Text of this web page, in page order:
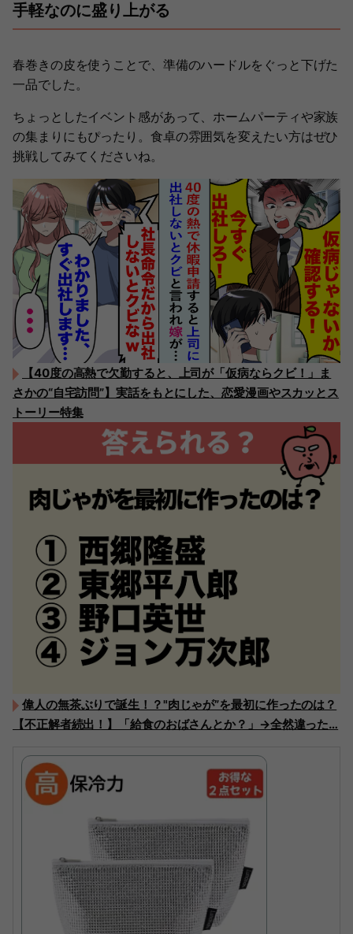
手軽なのに盛り上がる
春巻きの皮を使うことで、準備のハードルをぐっと下げた
一品でした。
ちょっとしたイベント感があって、ホームパーティや家族
の集まりにもぴったり。食卓の雰囲気を変えたい方はぜひ
挑戦してみてくださいね。
【40度の高熱で欠勤すると、上司が「仮病ならクビ！」ま
さかの“自宅訪問”】実話をもとにした、恋愛漫画やスカッとス
トーリー特集
偉人の無茶ぶりで誕生！？"肉じゃが”を最初に作ったのは？
【不正解者続出！】「給食のおばさんとか？」→全然違った…